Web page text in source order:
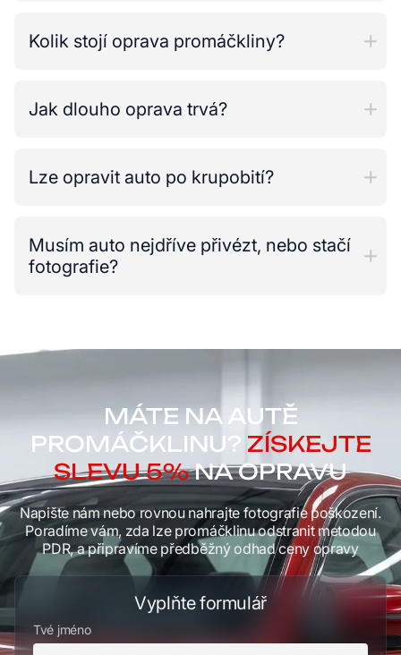
Kolik stojí oprava promáčkliny?
Jak dlouho oprava trvá?
Lze opravit auto po krupobití?
Musím auto nejdříve přivézt, nebo stačí
fotografie?
MÁTE NA AUTĚ
PROMÁČKLINU? ZÍSKEJTE
SLEVU 5%NA OPRAVU
Napište nám nebo rovnou nahrajte fotografie poškození.
Poradíme vám, zda lze promáčklinu odstranit metodou
PDR, a připravíme předběžný odhad ceny opravy
Vyplňte formulář
Tvé jméno